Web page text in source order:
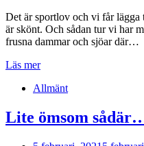
Det är sportlov och vi får
är skönt. Och sådan tur vi har
frusna dammar och sjöar där…
Läs mer
Allmänt
Lite ömsom